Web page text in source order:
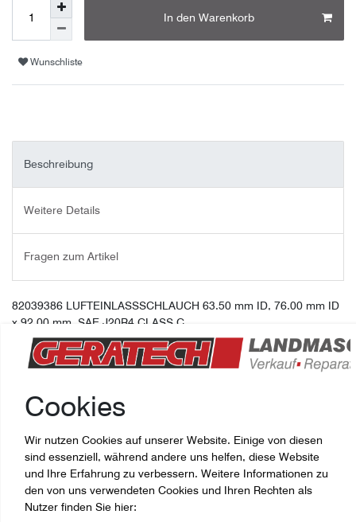
In den Warenkorb
Wunschliste
Beschreibung
Weitere Details
Fragen zum Artikel
82039386 LUFTEINLASSSCHLAUCH 63.50 mm ID, 76.00 mm ID
x 92.00 mm, SAE J20R4 CLASS C
Cookies
Wir nutzen Cookies auf unserer Website. Einige von diesen
sind essenziell, während andere uns helfen, diese Website
und Ihre Erfahrung zu verbessern. Weitere Informationen zu
den von uns verwendeten Cookies und Ihren Rechten als
Nutzer finden Sie hier: